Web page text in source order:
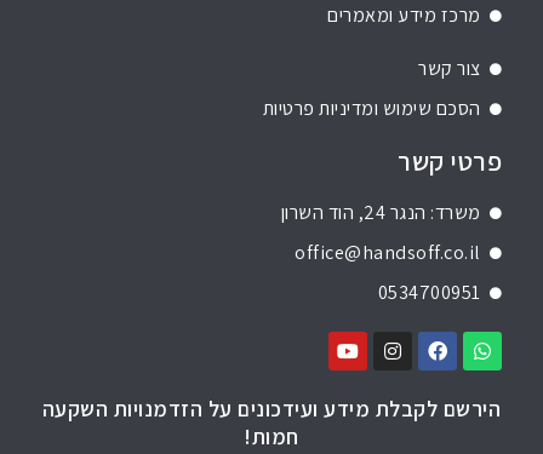
מרכז מידע ומאמרים
צור קשר
הסכם שימוש ומדיניות פרטיות
פרטי קשר
משרד: הנגר 24, הוד השרון
office@handsoff.co.il
0534700951
הירשם לקבלת מידע ועידכונים על הזדמנויות השקעה
חמות!